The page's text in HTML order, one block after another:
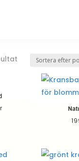
Sortera
popularitet